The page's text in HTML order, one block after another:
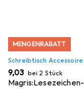
MENGENRABATT
Schreibtisch Accessoire
EUR
9,03 bei 2 Stück